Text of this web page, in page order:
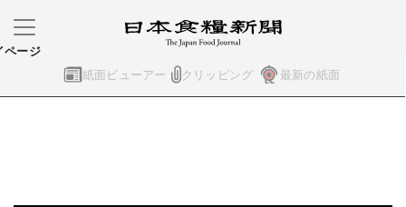
紙面ビューアー クリッピング 最新の紙面
ページ